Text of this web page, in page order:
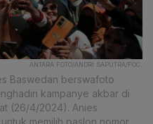
ANTARA FOTO/ANDRI SAPUTRA/FOC.
Baswedan berswafoto
kampanye akbar di
(26/4/2024). Anies